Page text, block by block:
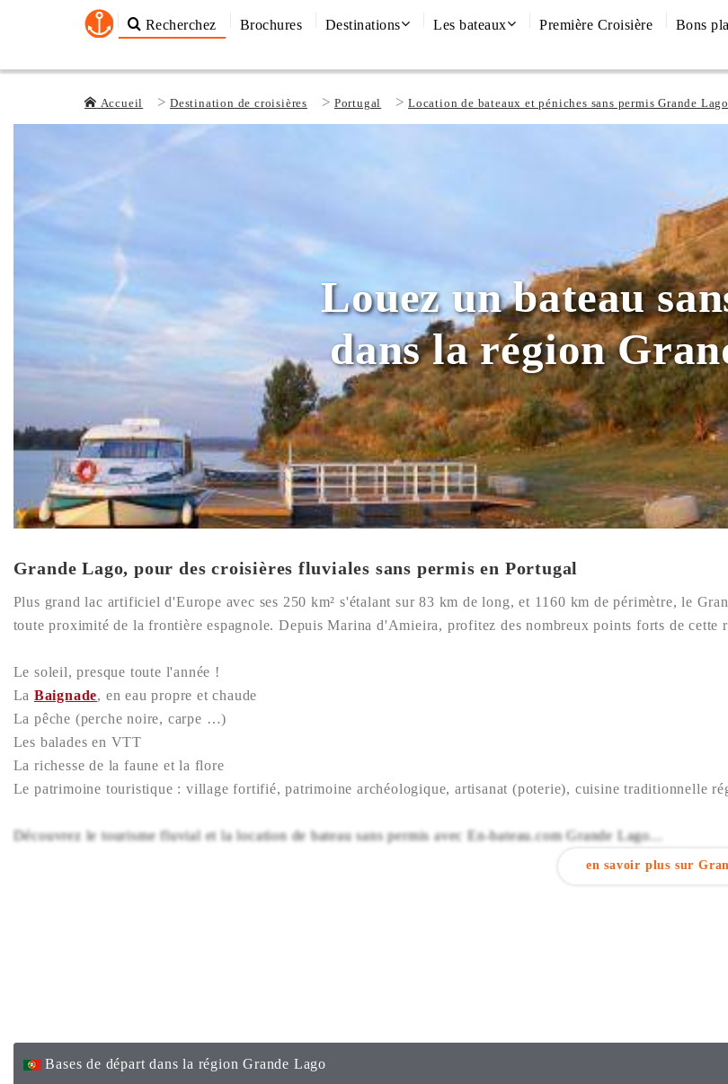
Recherchez Brochures Destinations Les bateaux Première Croisière Bons
Accueil Destination de croisières Portugal Location de bateaux et péniches sans permis Grande Lago
Louez un bateau
dans la région
Grande Lago, pour des croisières fluviales sans permis en Portugal
Plus grand lac artificiel d'Europe avec ses 250 km² s'étalant sur 83 km de long, et 1160 km de périmètre, le
toute proximité de la frontière espagnole. Depuis Marina d'Amieira, profitez des nombreux points forts de cette
Le soleil, presque toute l'année !
La Baignade, en eau propre et chaude
La pêche (perche noire, carpe …)
Les balades en VTT
La richesse de la faune et la flore
Le patrimoine touristique : village fortifié, patrimoine archéologique, artisanat (poterie), cuisine traditionnelle
Découvrez le tourisme fluvial et la location de bateau sans permis avec En-bateau.com Grande Lago...
en savoir plus sur
Bases de départ dans la région Grande Lago